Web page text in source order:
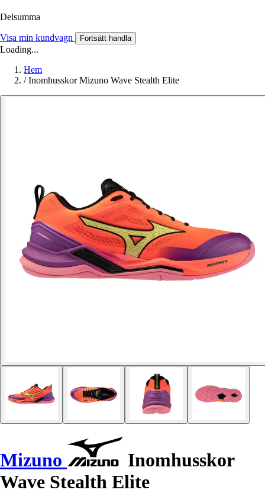
Delsumma
Visa min kundvagn Fortsätt handla
Loading...
Hem
/ Inomhusskor Mizuno Wave Stealth Elite
Mizuno
Inomhusskor
Wave Stealth Elite